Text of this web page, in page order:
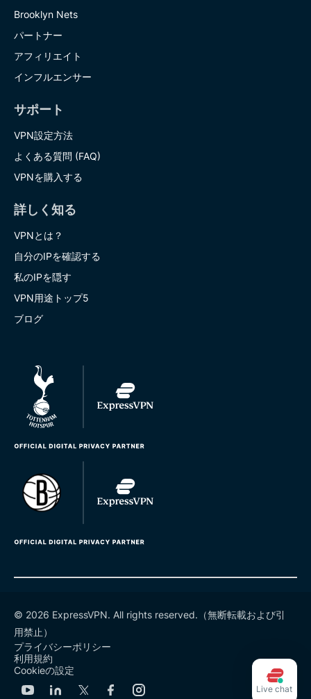
Brooklyn Nets
パートナー
アフィリエイト
インフルエンサー
サポート
VPN設定方法
よくある質問 (FAQ)
VPNを購入する
詳しく知る
VPNとは？
自分のIPを確認する
私のIPを隠す
VPN用途トップ5
ブログ
© 2026 ExpressVPN. All rights reserved.（無断転載および引
用禁止）
プライバシーポリシー
利用規約
Cookieの設定
Live chat